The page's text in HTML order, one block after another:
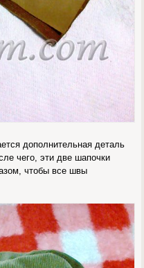
дополнительная деталь
чего, эти две шапочки
чтобы все швы